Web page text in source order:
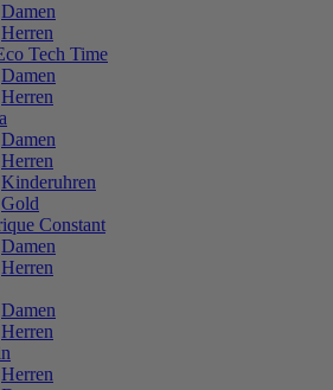
Damen
Herren
Tech Time
Damen
Herren
Damen
Herren
Kinderuhren
Gold
Constant
Damen
Herren
Damen
Herren
Herren